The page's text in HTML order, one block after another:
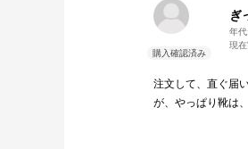
ぎ
年代:
現
注文して、直ぐ届
が、やっぱり靴は